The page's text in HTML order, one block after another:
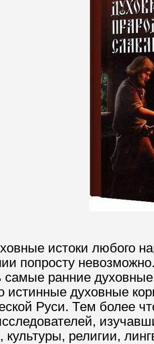
истоки любого
попросту
самые ранние
истинные духовные
Руси. Тем более
культуры, религии,